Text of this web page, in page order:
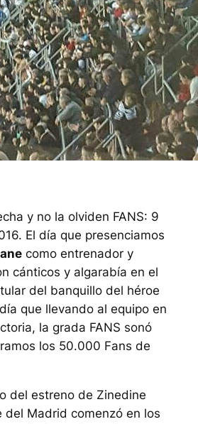
y no la olviden FANS: 9
El día que presenciamos
como entrenador y
cánticos y algarabía en el
del banquillo del héroe
que llevando al equipo en
la grada FANS sonó
los 50.000 Fans de
del estreno de Zinedine
del Madrid comenzó en los